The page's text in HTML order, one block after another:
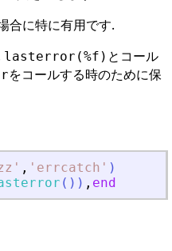
合に特に有用です.
lasterror(%f) とコール
をコールする時のために保
' , ' errcatch ' )
( ) ) , end